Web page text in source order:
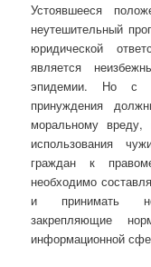
Устоявшееся
неутешительный
юридической
является
эпидемии. Но с
принуждения
моральному вреду,
использования
граждан к
необходимо
и принимать
закрепляющие
информационной